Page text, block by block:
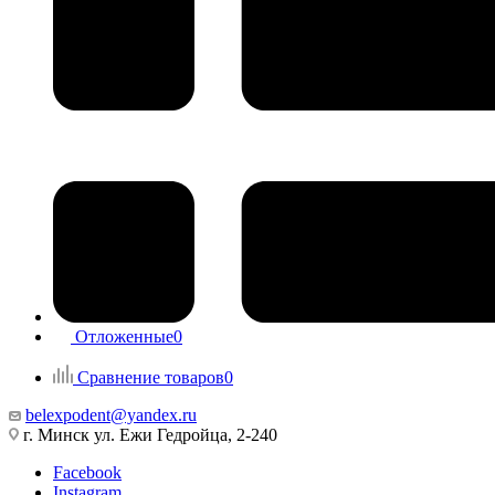
Отложенные0
Сравнение товаров0
belexpodent@yandex.ru
г. Минск ул. Ежи Гедройца, 2-240
Facebook